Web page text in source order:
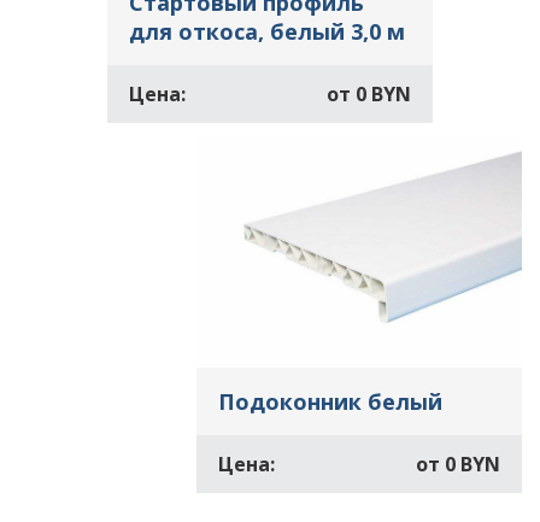
для откоса, белый 3,0 м
Цена: от 0 BYN
Подоконник белый
Цена: от 0 BYN